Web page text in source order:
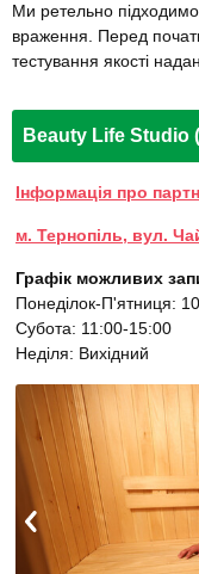
Ми ретельно
враження. Перед
тестування якості
Beauty Life Studio
Інформація про
м. Тернопіль, вул.
Графік можливих
Понеділок-П'ятниця:
Субота: 11:00-15:00
Неділя: Вихідний